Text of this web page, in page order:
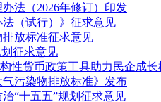
法（2026年修订）印发
法（试行）》征求意见
放标准征求意见
征求意见
性货币政策工具助力民企成长
气污染物排放标准》发布
“十五五”规划征求意见